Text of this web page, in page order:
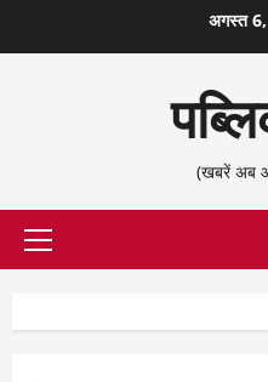
सामग्री
अगस्त
(खबरें अब
प्राथमिक